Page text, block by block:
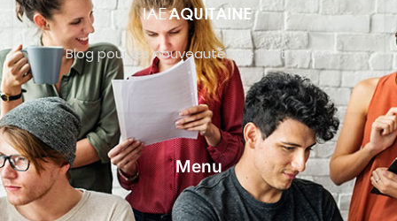
Blog pour les nouveautés de l’entreprise
Menu